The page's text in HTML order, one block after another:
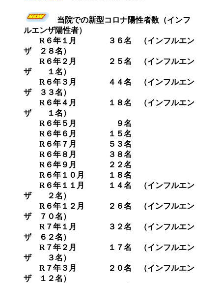
当院での新型コロナ陽性者数（インフ
ルエンザ陽性者）
R６年１月 ３６名 （インフルエン
ザ ２８名）
R６年２月 ２５名 （インフルエン
ザ １名）
R６年３月 ４４名 （インフルエン
ザ ３３名）
R６年４月 １８名 （インフルエン
ザ １名）
R６年５月 ９名
R６年６月 １５名
R６年７月 ５３名
R６年８月 ３８名
R６年９月 ２２名
R６年１０月 １８名
R６年１１月 １４名 （インフルエン
ザ ２名）
R６年１２月 ２６名 （インフルエン
ザ ７０名）
R７年１月 ３２名 （インフルエン
ザ ６２名）
R７年２月 １７名 （インフルエン
ザ ３名）
R７年３月 ２０名 （インフルエン
ザ １２名）